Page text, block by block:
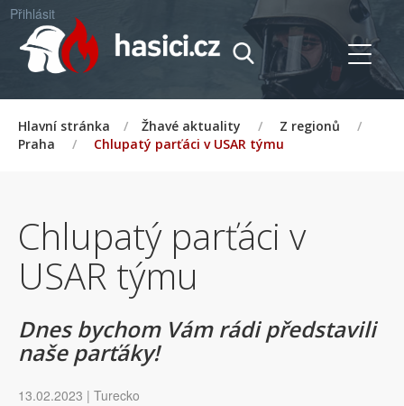
Přihlásit
Hlavní stránka / Žhavé aktuality / Z regionů
/
Praha
/ Chlupatý parťáci v USAR týmu
Chlupatý parťáci v
USAR týmu
Dnes bychom Vám rádi představili
naše parťáky!
13.02.2023 | Turecko